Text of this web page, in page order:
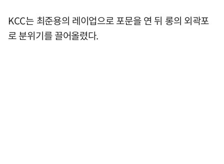
KCC는 최준용의 레이업으로 포문을 연 뒤 롱의 외곽포
로 분위기를 끌어올렸다.